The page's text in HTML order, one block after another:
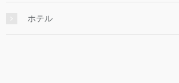
ホテル